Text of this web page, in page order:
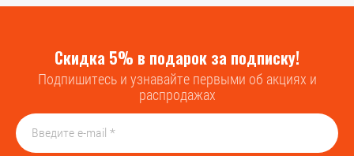
Скидка 5% в подарок за подписку!
Подпишитесь и узнавайте первыми об акциях и
распродажах